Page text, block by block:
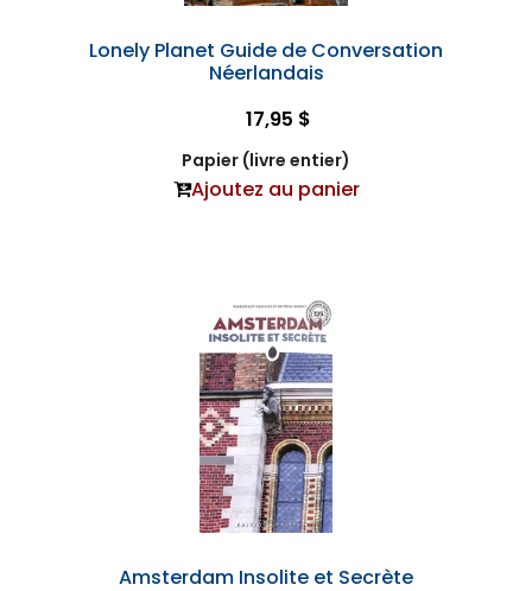
Lonely Planet Guide de Conversation
Néerlandais
17,95 $
Papier (livre entier)
Ajoutez au panier
Amsterdam Insolite et Secrète